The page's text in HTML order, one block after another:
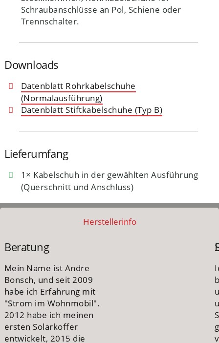
Herstellerinfo
Schraubanschlüsse an Pol, Schiene oder
Trennschalter.
Downloads
Datenblatt Rohrkabelschuhe
(Normalausführung)
Datenblatt Stiftkabelschuhe (Typ B)
Lieferumfang
1× Kabelschuh in der gewählten Ausführung
(Querschnitt und Anschluss)
Beratung
Mein Name ist Andre
Bonsch, und seit 2009
habe ich Erfahrung mit
"Strom im Wohnmobil".
2012 habe ich meinen
ersten Solarkoffer
entwickelt, 2015 die